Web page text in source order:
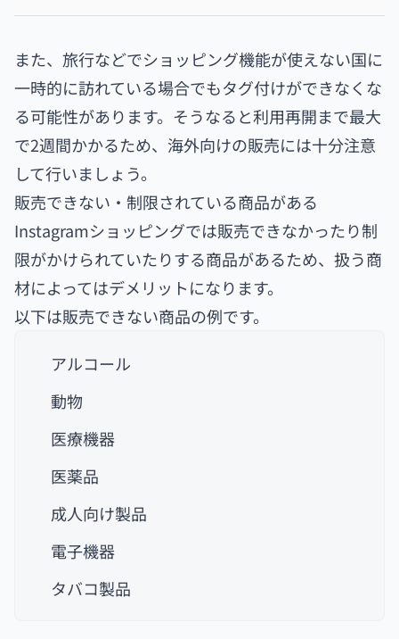
また、旅行などでショッピング機能が使えない国に
一時的に訪れている場合でもタグ付けができなくな
る可能性があります。そうなると利用再開まで最大
で2週間かかるため、海外向けの販売には十分注意
して行いましょう。
販売できない・制限されている商品がある
Instagramショッピングでは販売できなかったり制
限がかけられていたりする商品があるため、扱う商
材によってはデメリットになります。
以下は販売できない商品の例です。
アルコール
動物
医療機器
医薬品
成人向け製品
電子機器
タバコ製品